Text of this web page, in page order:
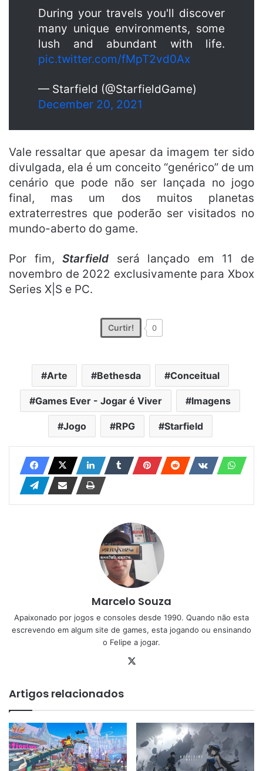
During your travels you'll discover
many unique environments, some
lush and abundant with life.
pic.twitter.com/fMpT2vd0Ax
— Starfield (@StarfieldGame)
December 20, 2021
Vale ressaltar que apesar da imagem ter sido
divulgada, ela é um conceito “genérico” de um
cenário que pode não ser lançada no jogo
final, mas um dos muitos planetas
extraterrestres que poderão ser visitados no
mundo-aberto do game.
Por fim,Starfield
será lançado em 11 de
novembro de 2022 exclusivamente para Xbox
Series X|S e PC.
Curtir! 0
Arte Bethesda Conceitual
Games Ever - Jogar é Viver Imagens
Jogo RPG Starfield
Marcelo Souza
Apaixonado por jogos e consoles desde 1990. Quando não esta
escrevendo em algum site de games, esta jogando ou ensinando
o Felipe a jogar.
Artigos relacionados